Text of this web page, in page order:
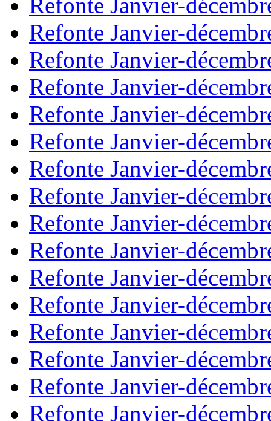
Refonte Janvier-
Refonte Janvier-
Refonte Janvier-
Refonte Janvier-
Refonte Janvier-
Refonte Janvier-
Refonte Janvier-
Refonte Janvier-
Refonte Janvier-
Refonte Janvier-
Refonte Janvier-
Refonte Janvier-
Refonte Janvier-
Refonte Janvier-
Refonte Janvier-